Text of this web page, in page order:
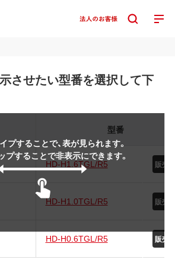
させたい型番を選択して下
プすることで、表が見られます。
プすることで非表示にできます。
型番
HD-H1.6TGL/R5 販売
HD-H1.0TGL/R5 販売
HD-H0.6TGL/R5 販売